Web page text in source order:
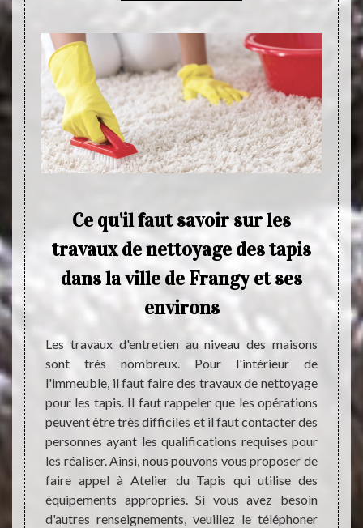
et
très
a
des
pour
Il
sans
Ce qu'il faut savoir sur les
travaux de nettoyage des tapis
dans la ville de Frangy et ses
environs
Les travaux d'entretien au niveau des maisons
sont très nombreux. Pour l'intérieur de
l'immeuble, il faut faire des travaux de nettoyage
pour les tapis. Il faut rappeler que les opérations
peuvent être très difficiles et il faut contacter des
personnes ayant les qualifications requises pour
les réaliser. Ainsi, nous pouvons vous proposer de
faire appel à Atelier du Tapis qui utilise des
équipements appropriés. Si vous avez besoin
d'autres renseignements, veuillez le téléphoner
non
de
coût
ne
tapis.